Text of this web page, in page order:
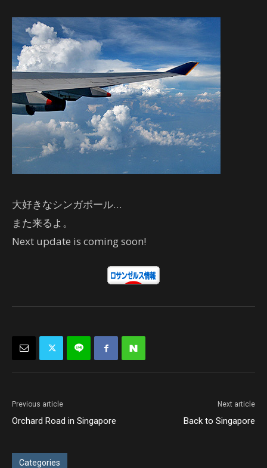
大好きなシンガポール…
また来るよ。
Next update is coming soon!
Previous article
Orchard Road in Singapore
Next article
Back to Singapore
Categories